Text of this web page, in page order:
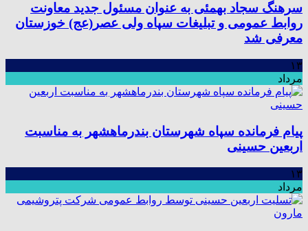
سرهنگ سجاد بهمئی به عنوان مسئول جدید معاونت
روابط عمومی و تبلیغات سپاه ولی عصر(عج) خوزستان
معرفی شد
۱۳
مرداد
پیام فرمانده سپاه شهرستان بندرماهشهر به مناسبت
اربعین حسینی
۱۳
مرداد